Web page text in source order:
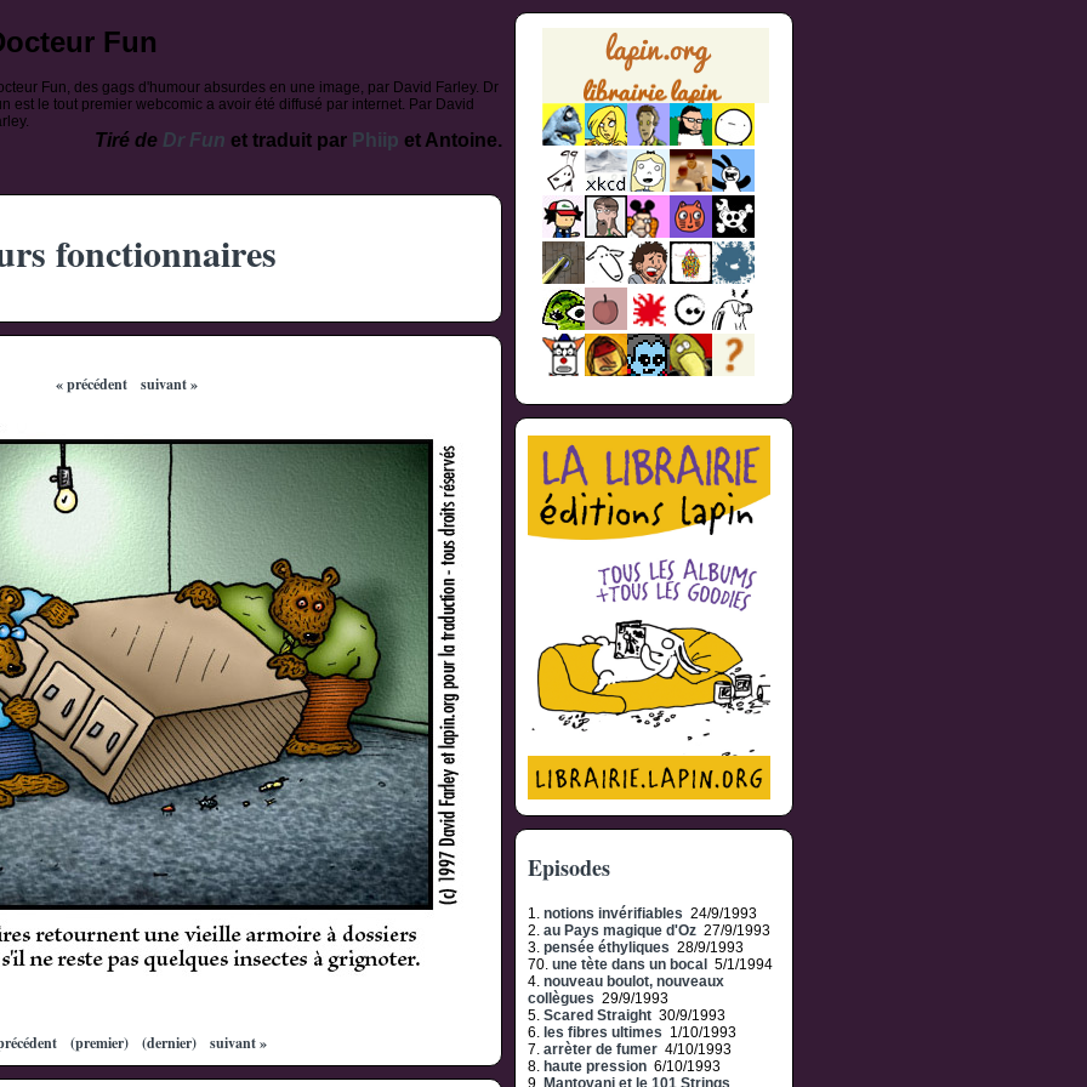
Fun
Fun, des gags d'humour absurdes en une image, par David Farley. Dr
est le tout premier webcomic a avoir été diffusé par internet. Par David
Tiré de Dr Fun et traduit par Phiip et Antoine.
fonctionnaires
« précédent suivant »
(premier) (dernier) suivant »
Episodes
1. notions invérifiables 24/9/1993
2. au Pays magique d'Oz 27/9/1993
3. pensée éthyliques 28/9/1993
70. une tète dans un bocal
5/1/1994
4. nouveau boulot, nouveaux
collègues 29/9/1993
5. Scared Straight 30/9/1993
6. les fibres ultimes 1/10/1993
7. arrèter de fumer 4/10/1993
8. haute pression 6/10/1993
9. Mantovani et le 101 Strings